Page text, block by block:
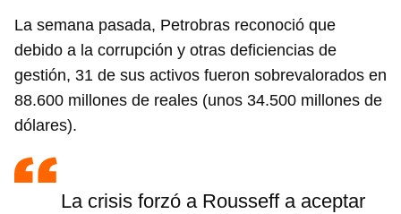
La semana pasada, Petrobras reconoció que
debido a la corrupción y otras deficiencias de
gestión, 31 de sus activos fueron sobrevalorados en
88.600 millones de reales (unos 34.500 millones de
dólares).
La crisis forzó a Rousseff a aceptar